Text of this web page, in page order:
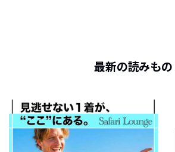
最新の読みもの